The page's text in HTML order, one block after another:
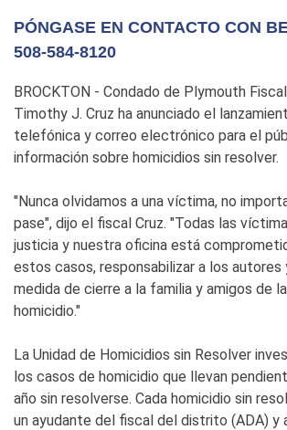
PÓNGASE EN CONTACTO CON
508-584-8120
BROCKTON - Condado de Plymouth
Timothy J. Cruz ha anunciado el
telefónica y correo electrónico para el
información sobre homicidios sin resolver.
"Nunca olvidamos a una víctima, no
pase", dijo el fiscal Cruz. "Todas las
justicia y nuestra oficina está
estos casos, responsabilizar a los autores
medida de cierre a la familia y amigos de
homicidio."
La Unidad de Homicidios sin Resolver
los casos de homicidio que llevan
año sin resolverse. Cada homicidio sin
un ayudante del fiscal del distrito (ADA) y